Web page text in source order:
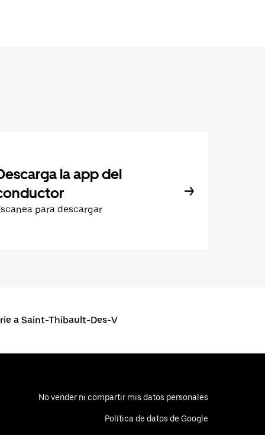
la app del
para descargar
a Saint-Thibault-Des-V
No vender ni compartir mis datos personales
Política de datos de Google